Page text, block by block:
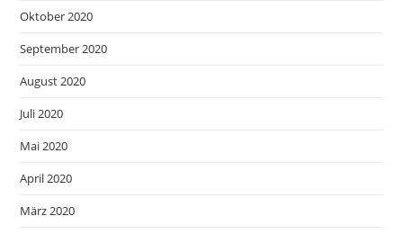
Oktober 2020
September 2020
August 2020
Juli 2020
Mai 2020
April 2020
März 2020